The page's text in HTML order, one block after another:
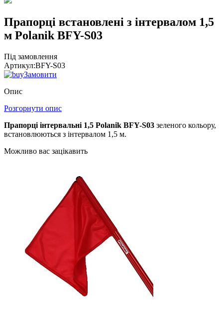
Прапорці встановлені з інтервалом 1,5
м Polanik BFY-S03
Під замовлення
Артикул:BFY-S03
Замовити
Опис
Розгорнути опис
Прапорці інтервальні 1,5 Polanik BFY-S03 зеленого кольору,
встановлюються з інтервалом 1,5 м.
Можливо вас зацікавить